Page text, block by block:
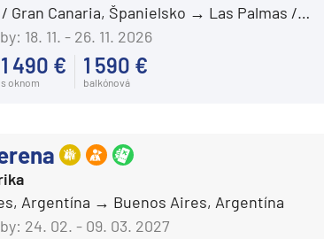
Carnival Adventure
Carnival Festivale
Gran Canaria, Španielsko
Las Palmas / Gran Canaria, Španielsko
18. 11. - 26. 11. 2026
1 490 €
s oknom
1 590 €
balkónová
Argentína
Buenos Aires, Argentína
24. 02. - 09. 03. 2027